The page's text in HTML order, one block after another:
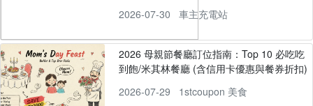
2026-07-30
車主充電站
2026 母親節餐廳訂位指南：Top 10 必吃吃
到飽/米其林餐廳 (含信用卡優惠與餐券折扣)
2026-07-29
1stcoupon 美食